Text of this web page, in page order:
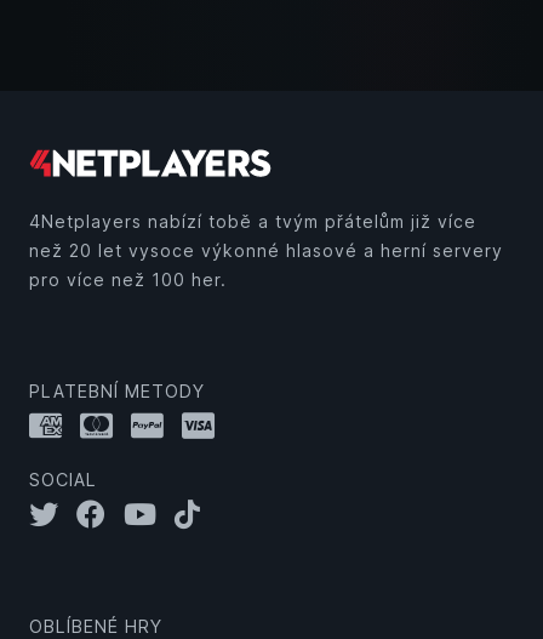
4Netplayers nabízí tobě a tvým přátelům již více
než 20 let vysoce výkonné hlasové a herní servery
pro více než 100 her.
PLATEBNÍ METODY
SOCIAL
OBLÍBENÉ HRY